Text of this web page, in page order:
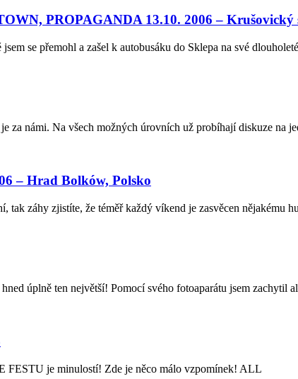
PROPAGANDA 13.10. 2006 – Krušovický
se přemohl a zašel k autobusáku do Sklepa na své
za námi. Na všech možných úrovních už probíhají diskuze
– Hrad Bolków, Polsko
tak záhy zjistíte, že téměř každý víkend je zasvěcen nějakému
úplně ten největší! Pomocí svého fotoaparátu jsem zachytil
je minulostí! Zde je něco málo vzpomínek! ALL